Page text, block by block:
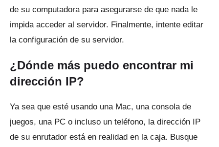
de su computadora para asegurarse de que nada le
impida acceder al servidor. Finalmente, intente editar
la configuración de su servidor.
¿Dónde más puedo encontrar mi
dirección IP?
Ya sea que esté usando una Mac, una consola de
juegos, una PC o incluso un teléfono, la dirección IP
de su enrutador está en realidad en la caja. Busque